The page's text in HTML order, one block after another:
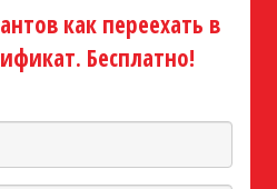
как переехать в
Бесплатно!